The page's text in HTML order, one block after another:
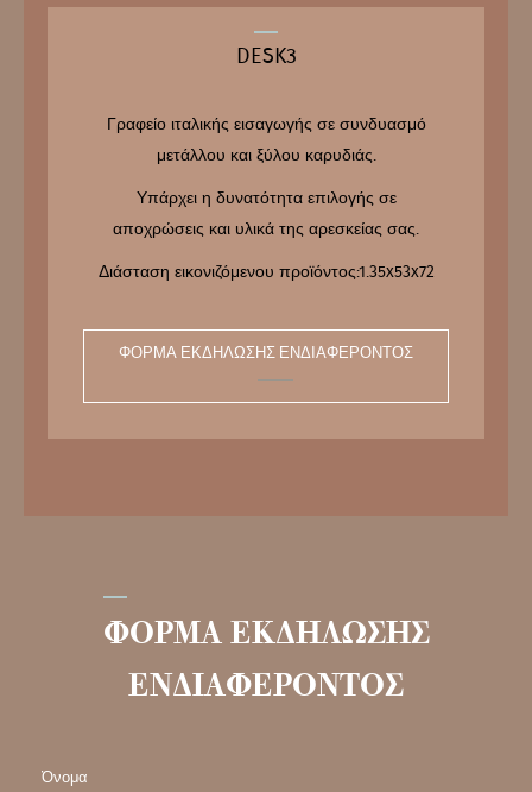
DESK3
Γραφείο ιταλικής εισαγωγής σε συνδυασμό
μετάλλου και ξύλου καρυδιάς.
Υπάρχει η δυνατότητα επιλογής σε
αποχρώσεις και υλικά της αρεσκείας σας.
Διάσταση εικονιζόμενου προϊόντος:1.35x53x72
ΦΌΡΜΑ ΕΚΔΉΛΩΣΗΣ ΕΝΔΙΑΦΈΡΟΝΤΟΣ
ΦΟΡΜΑ ΕΚΔΗΛΩΣΗΣ
ΕΝΔΙΑΦΕΡΟΝΤΟΣ